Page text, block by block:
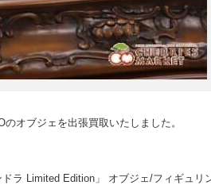
オブジェを出張買取いたしました。
ラ Limited Edition」 オブジェ/フィギュ